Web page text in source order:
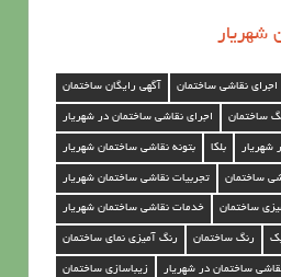
شهریار
آگهی رایگان ساختمان اجرای نقاشی ساختمان
اجرای نقاشی ساختمان در شهریار ساختمان
بتونه نقاشی ساختمان شهریار بلکا شهریار
تجربیات نقاشی ساختمان شهریار ساختمان
خدمات نقاشی ساختمان شهریار ساختمان
رنگ آمیزی نمای ساختمان رنگ ساختمان
زیباسازی ساختمان ساختمان در شهریار